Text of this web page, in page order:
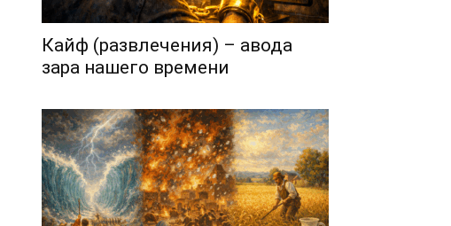
Кайф (развлечения) – авода
зара нашего времени